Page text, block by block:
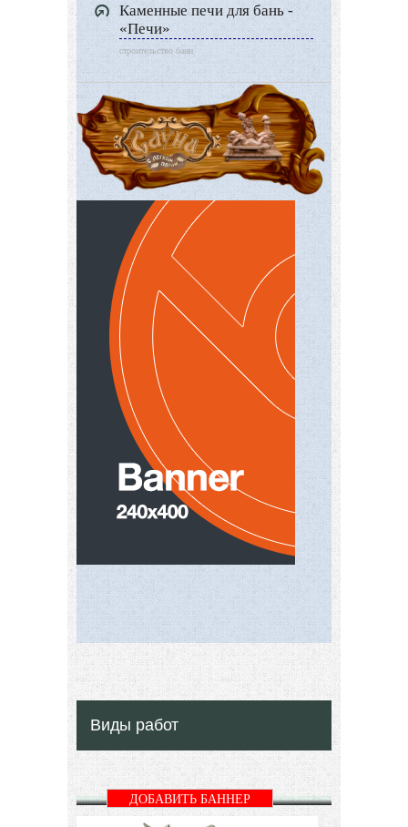
Каменные печи для бань -
«Печи»
строительство бани
Виды работ
ДОБАВИТЬ БАННЕР